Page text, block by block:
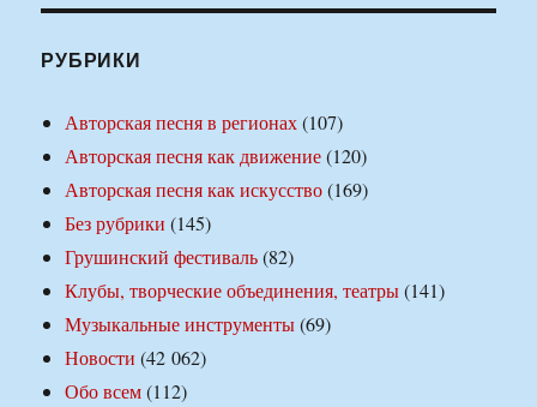
РУБРИКИ
Авторская песня в регионах(107)
Авторская песня как движение(120)
Авторская песня как искусство(169)
Без рубрики (145)
Грушинский фестиваль(82)
Клубы, творческие объединения, театры(141)
Музыкальные инструменты(69)
Новости (42 062)
Обо всем(112)